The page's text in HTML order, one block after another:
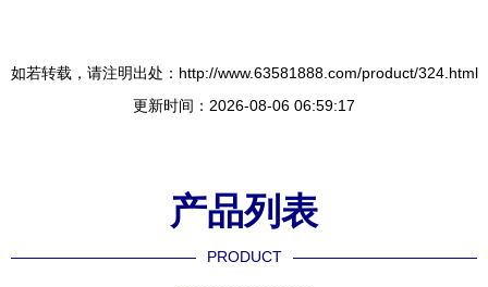
如若转载，请注明出处：http://www.63581888.com/product/324.html
更新时间：2026-08-06 06:59:17
产品列表
PRODUCT